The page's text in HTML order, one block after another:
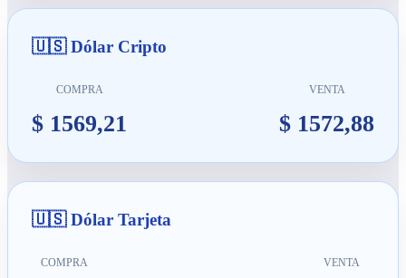
🇺🇸 Dólar Cripto
COMPRA
$ 1569,21
VENTA
$ 1572,88
🇺🇸 Dólar Tarjeta
COMPRA VENTA